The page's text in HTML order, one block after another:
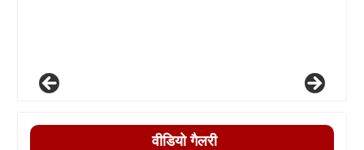
वीडियो गैलरी